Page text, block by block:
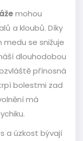
mohou
a kloubů. Díky
se snižuje
dlouhodobou
přínosná
bolestmi zad
má
a úzkost bývají